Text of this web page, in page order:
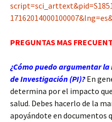
PREGUNTAS MAS
¿Cómo puedo argumentar
de Investigación (PI)? En
determina por el impacto
salud. Debes hacerlo de la
apoyándote en documentos